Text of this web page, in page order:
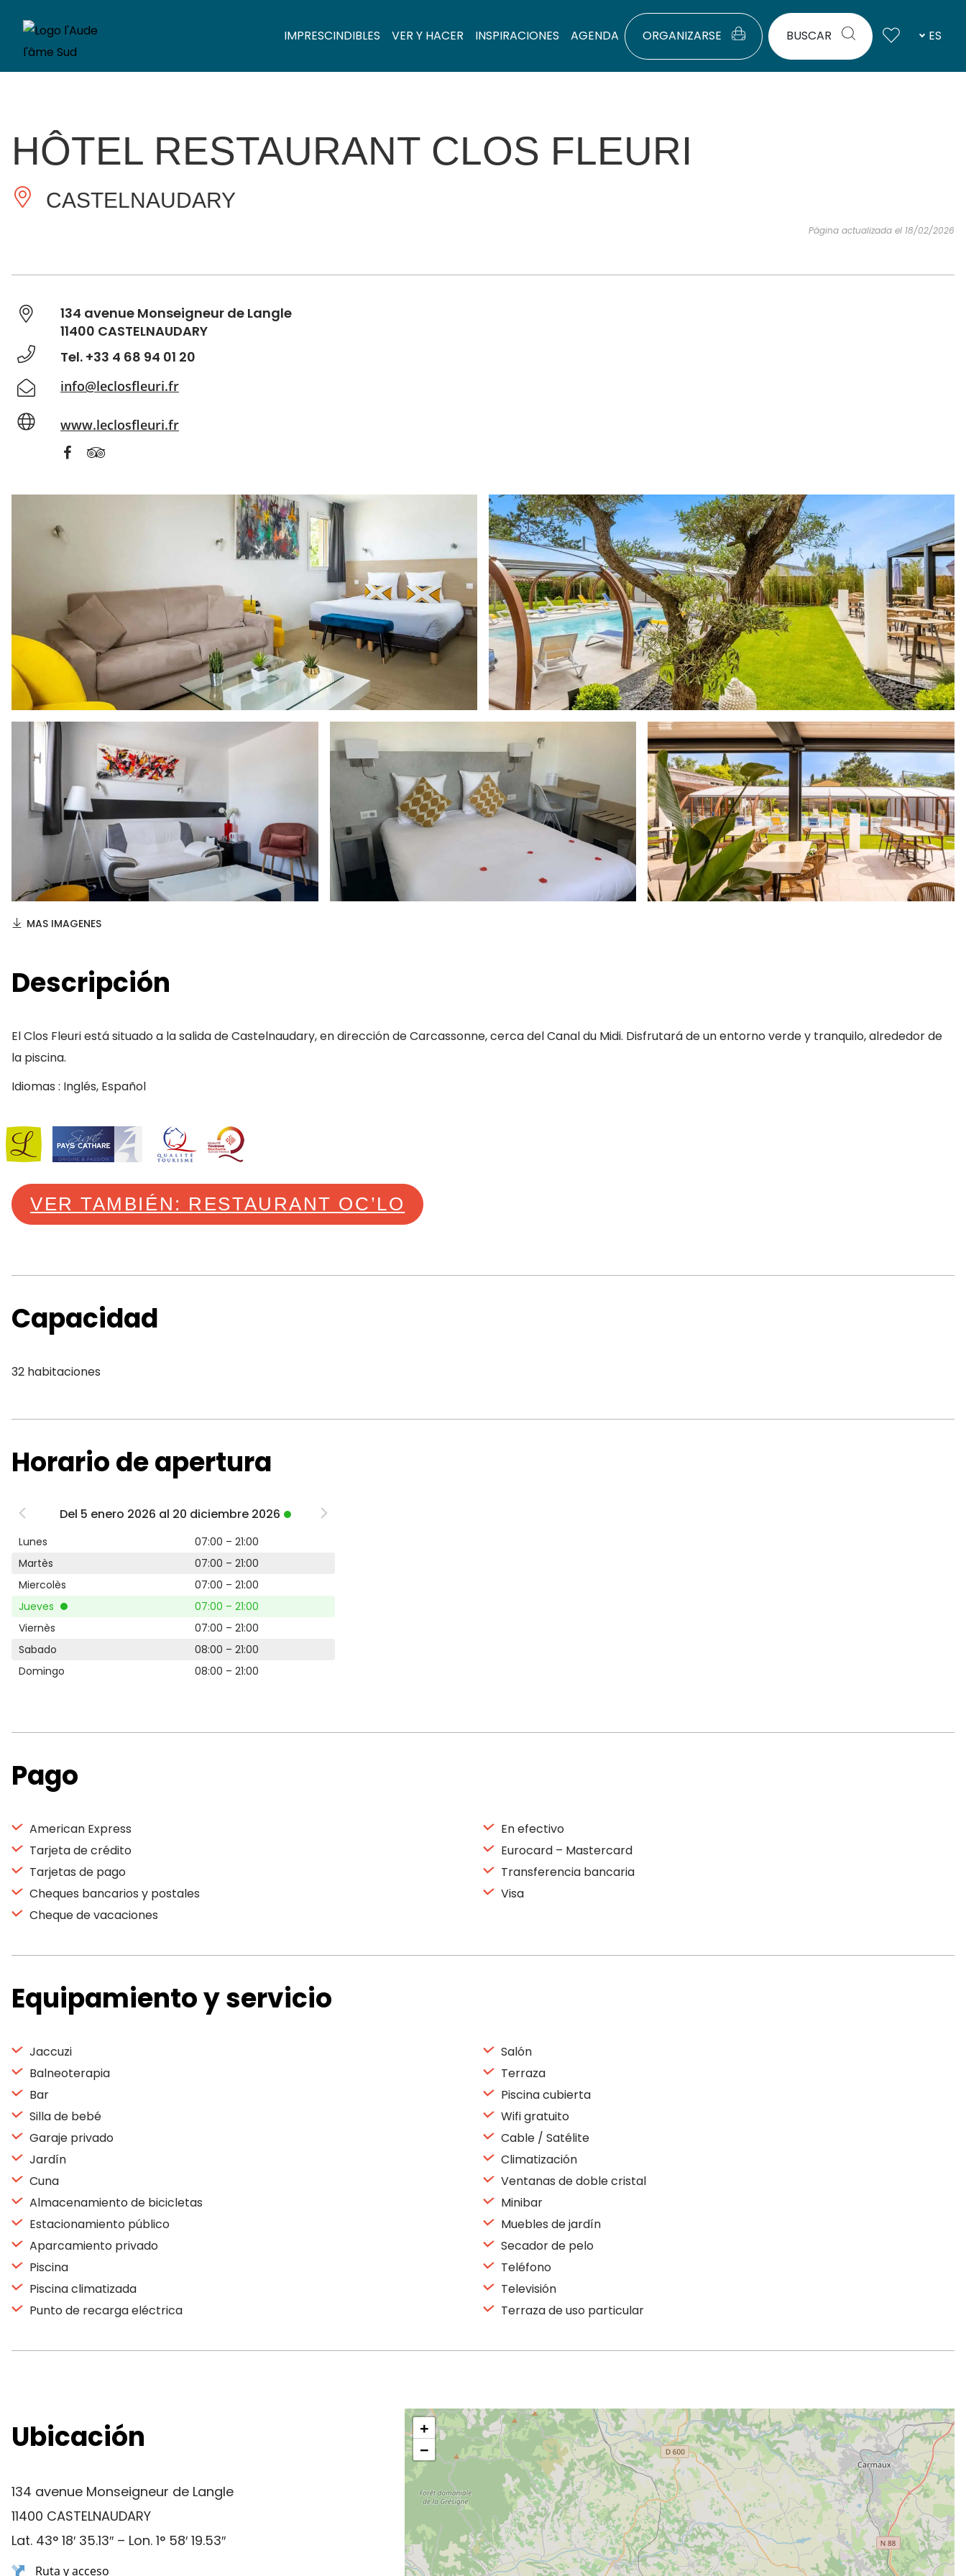
IMPRESCINDIBLES VER Y HACER INSPIRACIONES AGENDA ORGANIZARSE BUSCAR ES
HÔTEL RESTAURANT CLOS FLEURI
CASTELNAUDARY
Página actualizada el 18/02/2026
134 avenue Monseigneur de Langle
11400 CASTELNAUDARY
Tel. +33 4 68 94 01 20
info@leclosfleuri.fr
www.leclosfleuri.fr
MAS IMAGENES
Descripción
El Clos Fleuri está situado a la salida de Castelnaudary, en dirección de Carcassonne, cerca del Canal du Midi. Disfrutará de un entorno verde y tranquilo, alrededor de
la piscina.
Idiomas : Inglés, Español
VER TAMBIÉN: RESTAURANT OC’LO
Capacidad
32 habitaciones
Horario de apertura
Del 5 enero 2026 al 20 diciembre 2026
Lunes
07:00 – 21:00
Martès
07:00 – 21:00
Miercolès
07:00 – 21:00
Jueves
07:00 – 21:00
Viernès
07:00 – 21:00
Sabado
08:00 – 21:00
Domingo
08:00 – 21:00
Pago
American Express
Tarjeta de crédito
Tarjetas de pago
Cheques bancarios y postales
Cheque de vacaciones
En efectivo
Eurocard – Mastercard
Transferencia bancaria
Visa
Equipamiento y servicio
Jaccuzi
Balneoterapia
Bar
Silla de bebé
Garaje privado
Jardín
Cuna
Almacenamiento de bicicletas
Estacionamiento público
Aparcamiento privado
Piscina
Piscina climatizada
Punto de recarga eléctrica
Salón
Terraza
Piscina cubierta
Wifi gratuito
Cable / Satélite
Climatización
Ventanas de doble cristal
Minibar
Muebles de jardín
Secador de pelo
Teléfono
Televisión
Terraza de uso particular
Ubicación
134 avenue Monseigneur de Langle
11400 CASTELNAUDARY
Lat. 43° 18′ 35.13″ – Lon. 1° 58′ 19.53″
Ruta y acceso
+
−